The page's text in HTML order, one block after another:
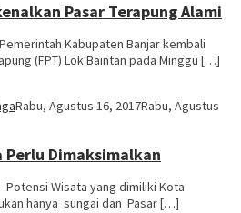
Pasar Terapung Alami
Kabupaten Banjar kembali
(FPT) Lok Baintan pada Minggu […]
Rabu, Agustus 16, 2017Rabu, Agustus
Perlu Dimaksimalkan
Potensi Wisata yang dimiliki Kota
hanya sungai dan Pasar […]